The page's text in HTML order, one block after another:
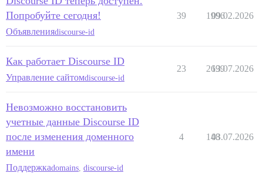
Попробуйте сегодня!
Объявленияdiscourse-id
39 1996
09.02.2026
Как работает Discourse ID
Управление сайтомdiscourse-id
23 2699
13.07.2026
Невозможно восстановить
учетные данные Discourse ID
после изменения доменного
имени
Поддержкаdomains discourse-id
4 148
03.07.2026